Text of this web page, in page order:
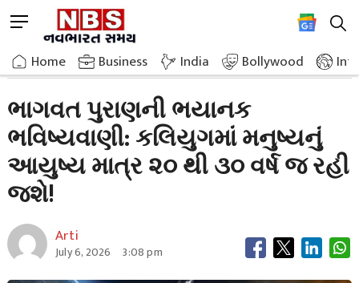
to
content
M
n
u
u
t
o
Home Business India Bollywood
Home»Astrology»Horrible Prediction Of Bhagwat Purana
ભાગવત પુરાણની ભયાનક
ભવિષ્યવાણી: કલિયુગમાં મનુષ્યનું
આયુષ્ય માત્ર ૨૦ થી ૩૦ વર્ષ જ રહી
જશે!
Arti
July 6, 2026 3:08 pm